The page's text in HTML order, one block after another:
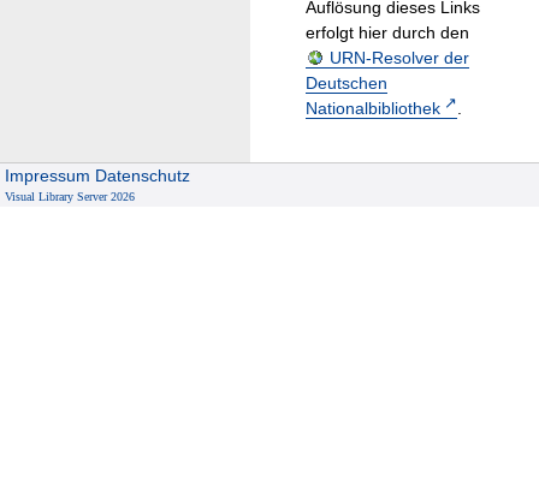
Auflösung dieses Links
erfolgt hier durch den
URN-Resolver der
Deutschen
Nationalbibliothek
.
Impressum Datenschutz
Visual Library Server 2026